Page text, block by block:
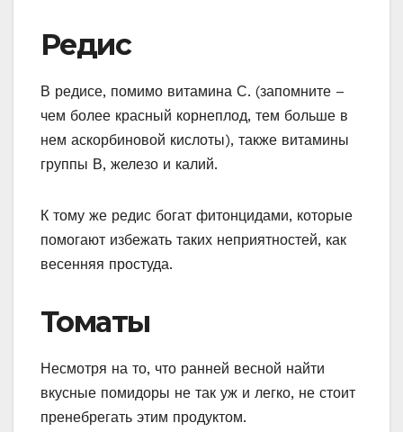
Редис
В редисе, помимо витамина С. (запомните –
чем более красный корнеплод, тем больше в
нем аскорбиновой кислоты), также витамины
группы В, железо и калий.
К тому же редис богат фитонцидами, которые
помогают избежать таких неприятностей, как
весенняя простуда.
Томаты
Несмотря на то, что ранней весной найти
вкусные помидоры не так уж и легко, не стоит
пренебрегать этим продуктом.